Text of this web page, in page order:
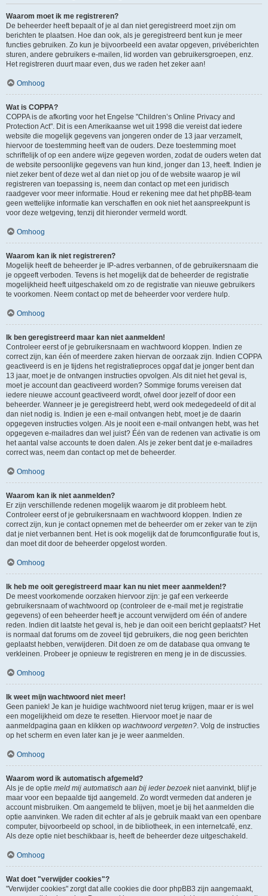
Waarom moet ik me registreren?
De beheerder heeft bepaalt of je al dan niet geregistreerd moet zijn om
berichten te plaatsen. Hoe dan ook, als je geregistreerd bent kun je meer
functies gebruiken. Zo kun je bijvoorbeeld een avatar opgeven, privéberichten
sturen, andere gebruikers e-mailen, lid worden van gebruikersgroepen, enz.
Het registreren duurt maar even, dus we raden het zeker aan!
Omhoog
Wat is COPPA?
COPPA is de afkorting voor het Engelse "Children’s Online Privacy and
Protection Act". Dit is een Amerikaanse wet uit 1998 die vereist dat iedere
website die mogelijk gegevens van jongeren onder de 13 jaar verzamelt,
hiervoor de toestemming heeft van de ouders. Deze toestemming moet
schriftelijk of op een andere wijze gegeven worden, zodat de ouders weten dat
de website persoonlijke gegevens van hun kind, jonger dan 13, heeft. Indien je
niet zeker bent of deze wet al dan niet op jou of de website waarop je wil
registreren van toepassing is, neem dan contact op met een juridisch
raadgever voor meer informatie. Houd er rekening mee dat het phpBB-team
geen wettelijke informatie kan verschaffen en ook niet het aanspreekpunt is
voor deze wetgeving, tenzij dit hieronder vermeld wordt.
Omhoog
Waarom kan ik niet registreren?
Mogelijk heeft de beheerder je IP-adres verbannen, of de gebruikersnaam die
je opgeeft verboden. Tevens is het mogelijk dat de beheerder de registratie
mogelijkheid heeft uitgeschakeld om zo de registratie van nieuwe gebruikers
te voorkomen. Neem contact op met de beheerder voor verdere hulp.
Omhoog
Ik ben geregistreerd maar kan niet aanmelden!
Controleer eerst of je gebruikersnaam en wachtwoord kloppen. Indien ze
correct zijn, kan één of meerdere zaken hiervan de oorzaak zijn. Indien COPPA
geactiveerd is en je tijdens het registratieproces opgaf dat je jonger bent dan
13 jaar, moet je de ontvangen instructies opvolgen. Als dit niet het geval is,
moet je account dan geactiveerd worden? Sommige forums vereisen dat
iedere nieuwe account geactiveerd wordt, ofwel door jezelf of door een
beheerder. Wanneer je je geregistreerd hebt, werd ook medegedeeld of dit al
dan niet nodig is. Indien je een e-mail ontvangen hebt, moet je de daarin
opgegeven instructies volgen. Als je nooit een e-mail ontvangen hebt, was het
opgegeven e-mailadres dan wel juist? Één van de redenen van activatie is om
het aantal valse accounts te doen dalen. Als je zeker bent dat je e-mailadres
correct was, neem dan contact op met de beheerder.
Omhoog
Waarom kan ik niet aanmelden?
Er zijn verschillende redenen mogelijk waarom je dit probleem hebt.
Controleer eerst of je gebruikersnaam en wachtwoord kloppen. Indien ze
correct zijn, kun je contact opnemen met de beheerder om er zeker van te zijn
dat je niet verbannen bent. Het is ook mogelijk dat de forumconfiguratie fout is,
dan moet dit door de beheerder opgelost worden.
Omhoog
Ik heb me ooit geregistreerd maar kan nu niet meer aanmelden!?
De meest voorkomende oorzaken hiervoor zijn: je gaf een verkeerde
gebruikersnaam of wachtwoord op (controleer de e-mail met je registratie
gegevens) of een beheerder heeft je account verwijderd om één of andere
reden. Indien dit laatste het geval is, heb je dan ooit een bericht geplaatst? Het
is normaal dat forums om de zoveel tijd gebruikers, die nog geen berichten
geplaatst hebben, verwijderen. Dit doen ze om de database qua omvang te
verkleinen. Probeer je opnieuw te registreren en meng je in de discussies.
Omhoog
Ik weet mijn wachtwoord niet meer!
Geen paniek! Je kan je huidige wachtwoord niet terug krijgen, maar er is wel
een mogelijkheid om deze te resetten. Hiervoor moet je naar de
aanmeldpagina gaan en klikken op wachtwoord vergeten?. Volg de instructies
op het scherm en even later kan je je weer aanmelden.
Omhoog
Waarom word ik automatisch afgemeld?
Als je de optie meld mij automatisch aan bij ieder bezoekniet aanvinkt, blijf je
maar voor een bepaalde tijd aangemeld. Zo wordt vermeden dat anderen je
account misbruiken. Om aangemeld te blijven, moet je bij het aanmelden die
optie aanvinken. We raden dit echter af als je gebruik maakt van een openbare
computer, bijvoorbeeld op school, in de bibliotheek, in een internetcafé, enz.
Als deze optie niet beschikbaar is, heeft de beheerder deze uitgeschakeld.
Omhoog
Wat doet "verwijder cookies"?
"Verwijder cookies" zorgt dat alle cookies die door phpBB3 zijn aangemaakt,